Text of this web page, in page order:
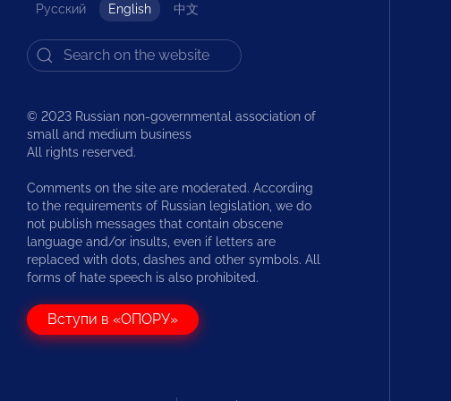
Русский English 中文
© 2023 Russian non-governmental association of
small and medium business
All rights reserved.
Comments on the site are moderated. According
to the requirements of Russian legislation, we do
not publish messages that contain obscene
language and/or insults, even if letters are
replaced with dots, dashes and other symbols. All
forms of hate speech is also prohibited.
Вступи в «ОПОРУ»